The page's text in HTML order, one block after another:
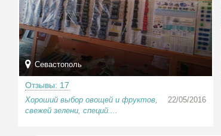
Севастополь
Отзывы: 17
Хороший выбор овощей и фруктов,
свежей зелени, специй....
22/05/2016